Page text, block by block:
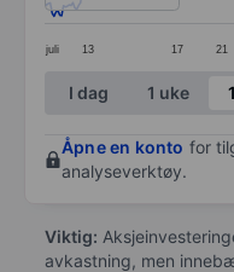
juli 13 17 21
End of interactive
I dag 1 uke
Åpne en konto for
analyseverktøy.
Viktig:
avkastning, men